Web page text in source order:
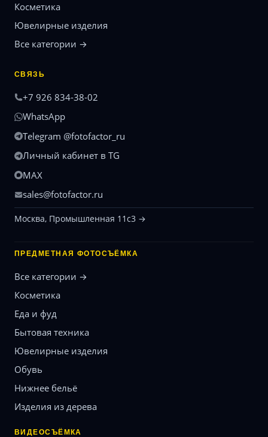
Косметика
Ювелирные изделия
Все категории →
СВЯЗЬ
+7 926 834-38-02
WhatsApp
Telegram @fotofactor_ru
Личный кабинет в TG
MAX
sales@fotofactor.ru
Москва, Промышленная 11с3 →
ПРЕДМЕТНАЯ ФОТОСЪЁМКА
Все категории →
Косметика
Еда и фуд
Бытовая техника
Ювелирные изделия
Обувь
Нижнее бельё
Изделия из дерева
ВИДЕОСЪЁМКА